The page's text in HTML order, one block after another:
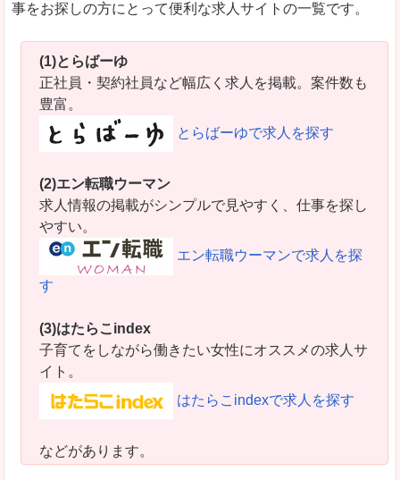
事をお探しの方にとって便利な求人サイトの一覧です。
(1)とらばーゆ
正社員・契約社員など幅広く求人を掲載。案件数も
豊富。
とらばーゆで求人を探す
(2)エン転職ウーマン
求人情報の掲載がシンプルで見やすく、仕事を探し
やすい。
エン転職ウーマンで求人を探
す
(3)はたらこindex
子育てをしながら働きたい女性にオススメの求人サ
イト。
はたらこindexで求人を探す
などがあります。